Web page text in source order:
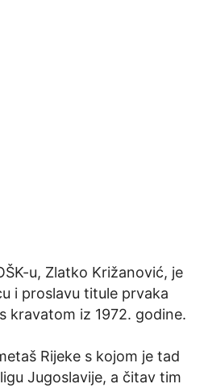
u, Zlatko Križanović, je
i proslavu titule prvaka
kravatom iz 1972. godine.
Rijeke s kojom je tad
Jugoslavije, a čitav tim